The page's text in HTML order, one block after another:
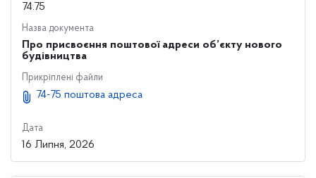
74.75
Назва документа
Про присвоєння поштової адреси об’єкту нового
будівництва
Прикріплені файли
74-75 поштова адреса
Дата
16 Липня, 2026